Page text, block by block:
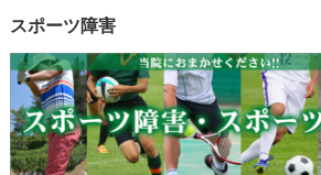
スポーツ障害